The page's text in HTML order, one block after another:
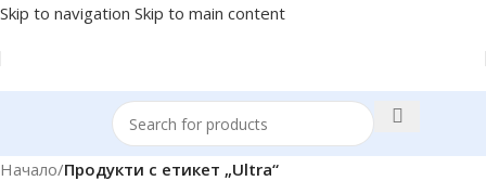
Skip to navigation Skip to main content
Начало/Продукти с етикет „Ultra“